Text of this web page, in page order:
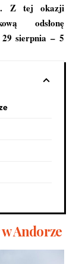
Z tej okazji
odsłonę
sierpnia – 5
Andorze